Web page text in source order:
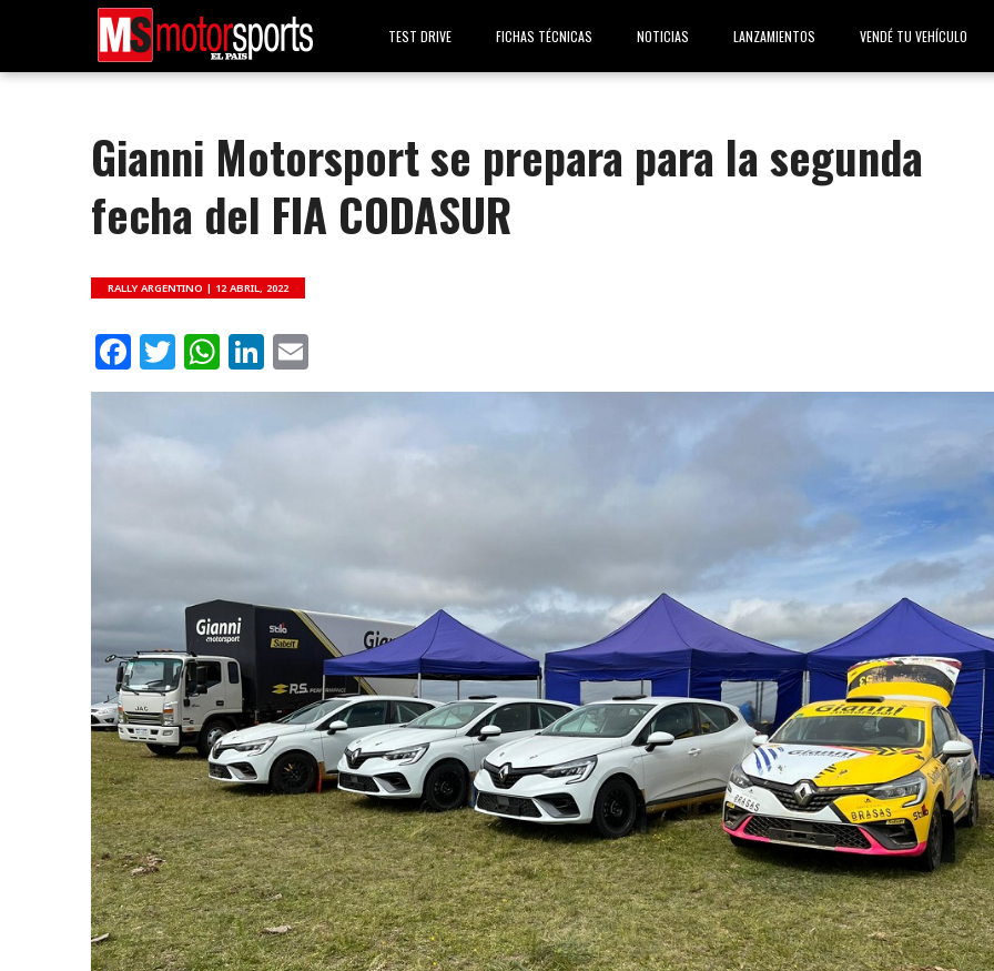
TEST DRIVE FICHAS TÉCNICAS NOTICIAS LANZAMIENTOS VENDÉ TU VEHÍCULO
Gianni Motorsport se prepara para la segunda
fecha del FIA CODASUR
RALLY ARGENTINO | 12 ABRIL, 2022
Facebook
Twitter
WhatsApp
LinkedIn